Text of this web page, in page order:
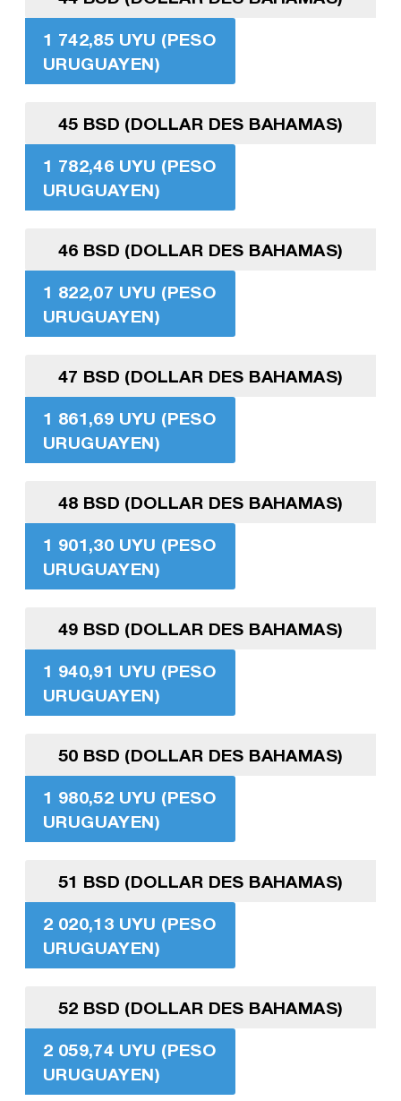
1 742,85 UYU (PESO
URUGUAYEN)
45 BSD (DOLLAR DES BAHAMAS)
1 782,46 UYU (PESO
URUGUAYEN)
46 BSD (DOLLAR DES BAHAMAS)
1 822,07 UYU (PESO
URUGUAYEN)
47 BSD (DOLLAR DES BAHAMAS)
1 861,69 UYU (PESO
URUGUAYEN)
48 BSD (DOLLAR DES BAHAMAS)
1 901,30 UYU (PESO
URUGUAYEN)
49 BSD (DOLLAR DES BAHAMAS)
1 940,91 UYU (PESO
URUGUAYEN)
50 BSD (DOLLAR DES BAHAMAS)
1 980,52 UYU (PESO
URUGUAYEN)
51 BSD (DOLLAR DES BAHAMAS)
2 020,13 UYU (PESO
URUGUAYEN)
52 BSD (DOLLAR DES BAHAMAS)
2 059,74 UYU (PESO
URUGUAYEN)